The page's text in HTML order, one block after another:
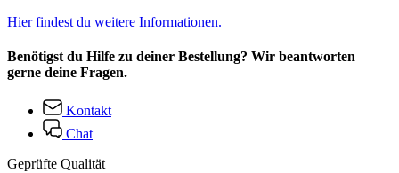
Hier findest du weitere Informationen.
Benötigst du Hilfe zu deiner Bestellung? Wir beantworten
gerne deine Fragen.
Kontakt
Chat
Geprüfte Qualität